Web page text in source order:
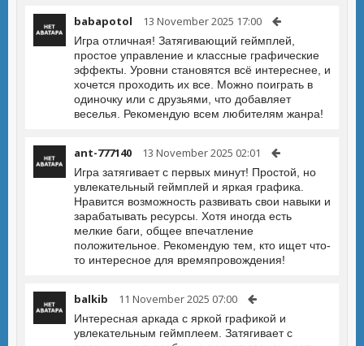
babapotol 13 November 2025 17:00
Игра отличная! Затягивающий геймплей,
простое управление и классные графические
эффекты. Уровни становятся всё интереснее, и
хочется проходить их все. Можно поиграть в
одиночку или с друзьями, что добавляет
веселья. Рекомендую всем любителям жанра!
ant-777140 13 November 2025 02:01
Игра затягивает с первых минут! Простой, но
увлекательный геймплей и яркая графика.
Нравится возможность развивать свои навыки и
зарабатывать ресурсы. Хотя иногда есть
мелкие баги, общее впечатление
положительное. Рекомендую тем, кто ищет что-
то интересное для времяпровождения!
balkib 11 November 2025 07:00
Интересная аркада с яркой графикой и
увлекательным геймплеем. Затягивает с